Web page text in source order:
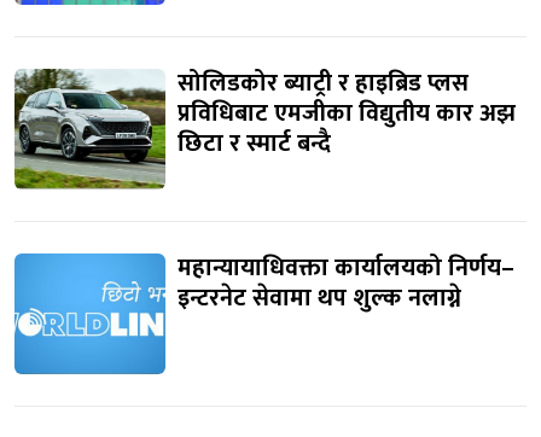
सोलिडकोर ब्याट्री र हाइब्रिड प्लस
प्रविधिबाट एमजीका विद्युतीय कार अझ
छिटा र स्मार्ट बन्दै
महान्यायाधिवक्ता कार्यालयको निर्णय–
इन्टरनेट सेवामा थप शुल्क नलाग्ने